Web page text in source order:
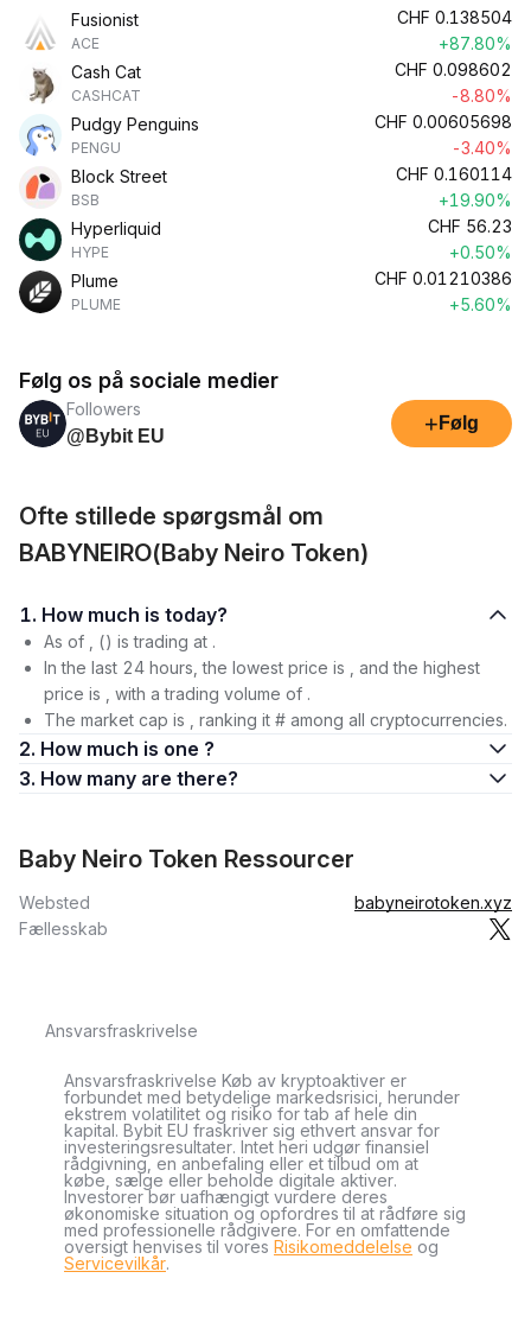
Fusionist
ACE
CHF 0.138504
+87.80%
Cash Cat
CASHCAT
CHF 0.098602
-8.80%
Pudgy Penguins
PENGU
CHF 0.00605698
-3.40%
Block Street
BSB
CHF 0.160114
+19.90%
Hyperliquid
HYPE
CHF 56.23
+0.50%
Plume
PLUME
CHF 0.01210386
+5.60%
Følg os på sociale medier
Followers
@Bybit EU
+ Følg
Ofte stillede spørgsmål om
BABYNEIRO(Baby Neiro Token)
1. How much is today?
As of , () is trading at .
In the last 24 hours, the lowest price is , and the highest
price is , with a trading volume of .
The market cap is , ranking it # among all cryptocurrencies.
2. How much is one ?
3. How many are there?
Baby Neiro Token Ressourcer
Websted
babyneirotoken.xyz
Fællesskab
Ansvarsfraskrivelse
Ansvarsfraskrivelse Køb av kryptoaktiver er
forbundet med betydelige markedsrisici, herunder
ekstrem volatilitet og risiko for tab af hele din
kapital. Bybit EU fraskriver sig ethvert ansvar for
investeringsresultater. Intet heri udgør finansiel
rådgivning, en anbefaling eller et tilbud om at
købe, sælge eller beholde digitale aktiver.
Investorer bør uafhængigt vurdere deres
økonomiske situation og opfordres til at rådføre sig
med professionelle rådgivere. For en omfattende
oversigt henvises til vores Risikomeddelelse og
Servicevilkår.